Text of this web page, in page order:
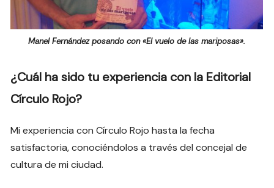
Manel Fernández posando con «El vuelo de las mariposas».
¿Cuál ha sido tu experiencia con la Editorial
Círculo Rojo?
Mi experiencia con Círculo Rojo hasta la fecha
satisfactoria, conociéndolos a través del concejal de
cultura de mi ciudad.